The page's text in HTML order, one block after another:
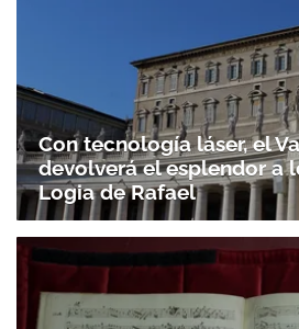
Con tecnología láser, el
devolverá el esplendor a
Logia de Rafael